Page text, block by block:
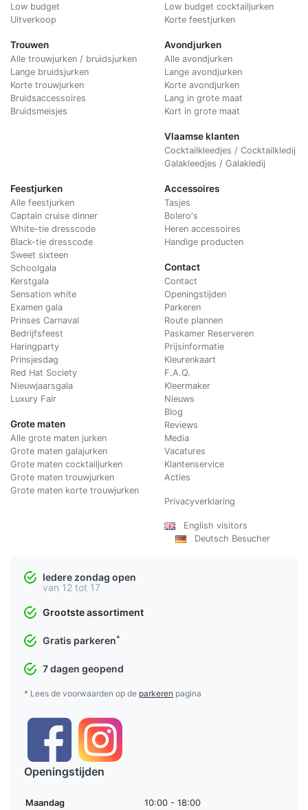
Low budget
Uitverkoop
Trouwen
Alle trouwjurken / bruidsjurken
Lange bruidsjurken
Korte trouwjurken
Bruidsaccessoires
Bruidsmeisjes
Low budget cocktailjurken
Korte feestjurken
Avondjurken
Alle avondjurken
Lange avondjurken
Korte avondjurken
Lang in grote maat
Kort in grote maat
Vlaamse klanten
Cocktailkleedjes / Cocktailkledij
Galakleedjes / Galakledij
Feestjurken
Alle feestjurken
Captain cruise dinner
White-tie dresscode
Black-tie dresscode
Sweet sixteen
Schoolgala
Kerstgala
Sensation white
Examen gala
Prinses Carnaval
Bedrijfsfeest
Haringparty
Prinsjesdag
Red Hat Society
Nieuwjaarsgala
Luxury Fair
Grote maten
Alle grote maten jurken
Grote maten galajurken
Grote maten cocktailjurken
Grote maten trouwjurken
Grote maten korte trouwjurken
Accessoires
Tasjes
Bolero's
Heren accessoires
Handige producten
Contact
Contact
Openingstijden
Parkeren
Route plannen
Paskamer Reserveren
Prijsinformatie
Kleurenkaart
F.A.Q.
Kleermaker
Nieuws
Blog
Reviews
Media
Vacatures
Klantenservice
Acties
Privacyverklaring
English visitors
Deutsch Besucher
Iedere zondag open
van 12 tot 17
Grootste assortiment
Gratis parkeren*
7 dagen geopend
* Lees de voorwaarden op de parkeren pagina
Openingstijden
Maandag 10:00 - 18:00